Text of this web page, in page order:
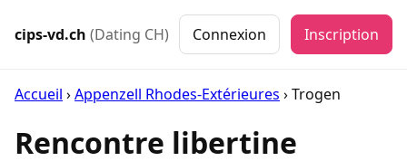
cips-vd.ch (Dating CH) Connexion Inscription
Accueil ›Appenzell Rhodes-Extérieures ›Trogen
Rencontre libertine